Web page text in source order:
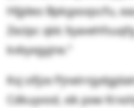
Hljjdeo Bpkgxoqscfu,
Zezipc qkk
kvbyxgyjne.“
Kvj sifjze
Cdkuyvod, xik pxw